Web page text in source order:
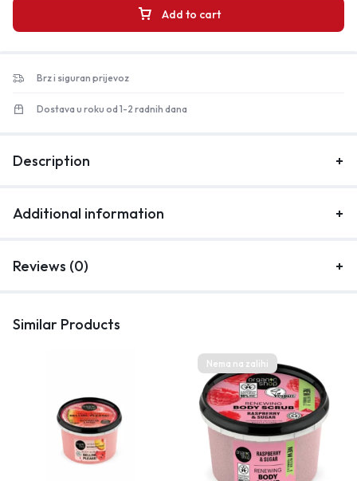
Add to cart
Brz i siguran prijevoz
Dostava u roku od 1-2 radnih dana
Description
Additional information
Reviews (0)
Similar Products
Nema na zalihi